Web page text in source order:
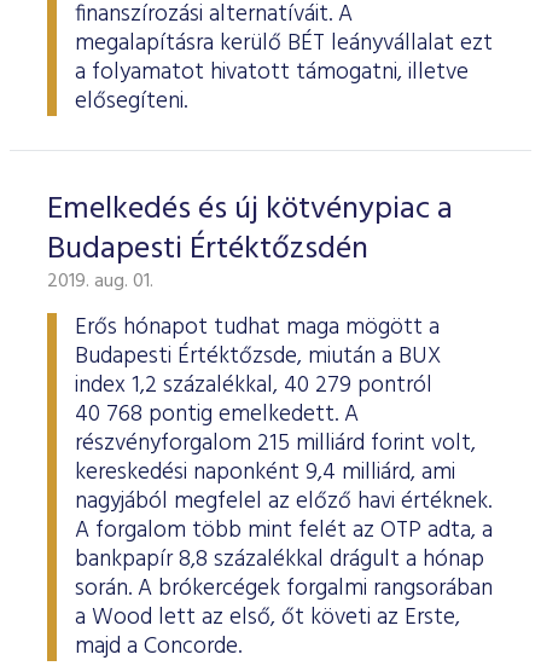
finanszírozási alternatíváit. A
megalapításra kerülő BÉT leányvállalat ezt
a folyamatot hivatott támogatni, illetve
elősegíteni.
Emelkedés és új kötvénypiac a
Budapesti Értéktőzsdén
2019. aug. 01.
Erős hónapot tudhat maga mögött a
Budapesti Értéktőzsde, miután a BUX
index 1,2 százalékkal, 40 279 pontról
40 768 pontig emelkedett. A
részvényforgalom 215 milliárd forint volt,
kereskedési naponként 9,4 milliárd, ami
nagyjából megfelel az előző havi értéknek.
A forgalom több mint felét az OTP adta, a
bankpapír 8,8 százalékkal drágult a hónap
során. A brókercégek forgalmi rangsorában
a Wood lett az első, őt követi az Erste,
majd a Concorde.